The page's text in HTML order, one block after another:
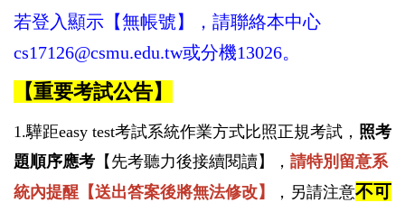
若登入顯示【無帳號】，請聯絡本中心
cs17126@csmu.edu.tw或分機13026。
【重要考試公告】
1.驊距easy test考試系統作業方式比照正規考試， 照考
題順序應考 【先考聽力後接續閱讀】， 請特別留意系
統內提醒【送出答案後將無法修改】
，另請注意不可